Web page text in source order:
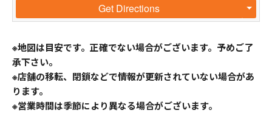
Get Directions
※地図は目安です。正確でない場合がございます。予めご了
承下さい。
※店舗の移転、閉鎖などで情報が更新されていない場合があ
ります。
※営業時間は季節により異なる場合がございます。